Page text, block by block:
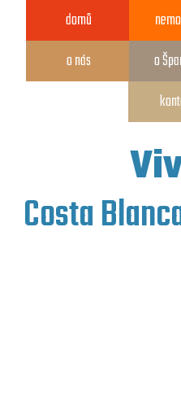
Costa
domů
o nás
o